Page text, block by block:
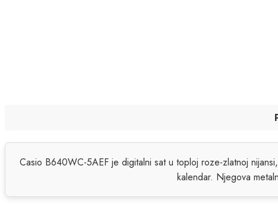
Casio B640WC-5AEF je digitalni sat u toploj roze-zlatnoj
kalendar. Njegova